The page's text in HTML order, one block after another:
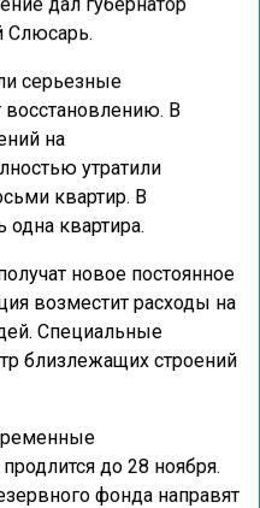
Слюсарь.
серьезные
В
на
утратили
квартир. В
квартира.
новое постоянное
возместит расходы на
Специальные
близлежащих строений
до 28 ноября.
фонда направят